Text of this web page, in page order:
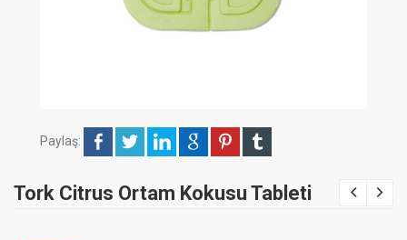
Paylaş:
Tork Citrus Ortam Kokusu Tableti